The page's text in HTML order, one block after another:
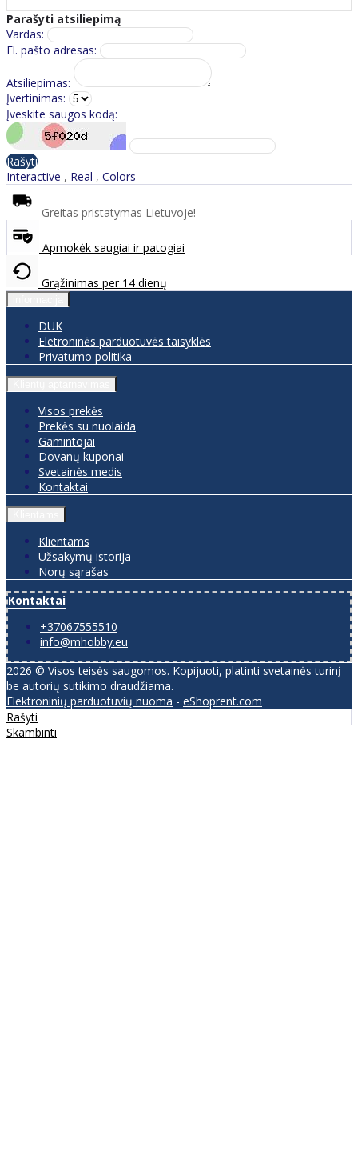
Parašyti atsiliepimą
Vardas:
El. pašto adresas:
Atsiliepimas:
Įvertinimas:
Įveskite saugos kodą:
Rašyti
Interactive , Real , Colors
Greitas pristatymas Lietuvoje!
Apmokėk saugiai ir patogiai
Grąžinimas per 14 dienų
DUK
Eletroninės parduotuvės taisyklės
Privatumo politika
Visos prekės
Prekės su nuolaida
Gamintojai
Dovanų kuponai
Svetainės medis
Kontaktai
Klientams
Užsakymų istorija
Norų sąrašas
Kontaktai
+37067555510
info@mhobby.eu
2026 © Visos teisės saugomos. Kopijuoti, platinti svetainės turinį
be autorių sutikimo draudžiama.
Elektroninių parduotuvių nuoma - eShoprent.com
Rašyti
Skambinti